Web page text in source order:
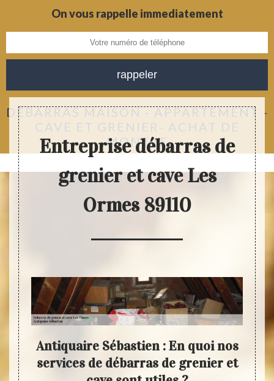
On vous rappelle immediatement
DÉBARRAS MAISON - APPARTEMENT -
CAVE ET GRENIER- ACHAT DE
MONTRE
Entreprise débarras de
grenier et cave Les
Ormes 89110
Antiquaire Sébastien : En quoi nos
services de débarras de grenier et